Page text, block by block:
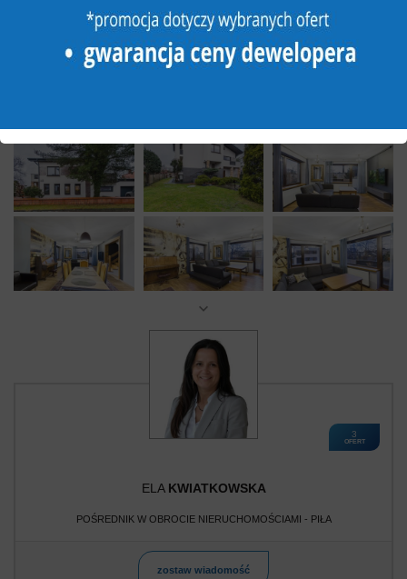
3
OFERT
ELA KWIATKOWSKA
POŚREDNIK W OBROCIE NIERUCHOMOŚCIAMI - PIŁA
zostaw wiadomość